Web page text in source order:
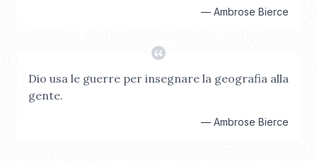
— Ambrose Bierce
Dio usa le guerre per insegnare la geografia alla
gente.
— Ambrose Bierce